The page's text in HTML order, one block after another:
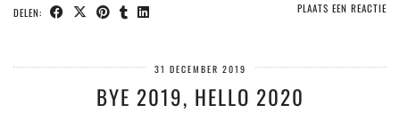
DELEN: PLAATS EEN REACTIE
31 DECEMBER 2019
BYE 2019, HELLO 2020